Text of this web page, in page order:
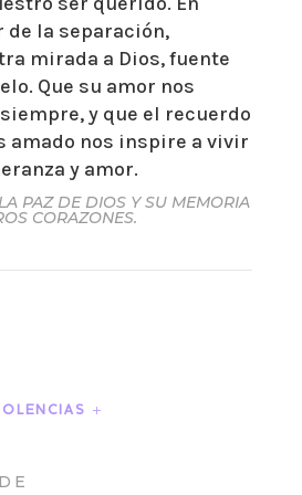
de la separación,
mirada a Dios, fuente
Que su amor nos
y que el recuerdo
amado nos inspire a vivir
y amor.
PAZ DE DIOS Y SU MEMORIA
CORAZONES.